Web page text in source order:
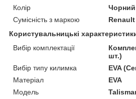
Колір
Чорний
Сумісність з маркою
Renault
Користувальницькі
Вибір комплектації
шт.)
Вибір типу килимка
EVA
Матеріал
EVA
Мoдель